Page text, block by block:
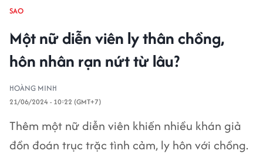
SAO
Một nữ diễn viên ly thân chồng,
hôn nhân rạn nứt từ lâu?
HOÀNG MINH
21/06/2024 - 10:22 (GMT+7)
Thêm một nữ diễn viên khiến nhiều khán giả
đồn đoán trục trặc tình cảm, ly hôn với chồng.